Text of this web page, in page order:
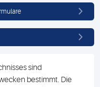
sind
bestimmt. Die